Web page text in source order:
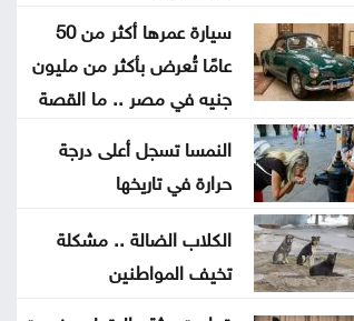
مديراً لدائرة الخدمات العامة
نظرية E-N وفرضية تحمل التكاليف
على حساب المواطنN
500 ألف دينار لدعم مشاريع البنية
التحتية في الوسطية
بشيكطاش يعود من التشيك بفوز
سيارة عمرها أكثر من 50
عامًا تُعرض بأكثر من مليون
جنيه في مصر .. ما القصة
النمسا تسجل أعلى درجة
حرارة في تاريخها
الكلاب الضالة .. مشكلة
تخيف المواطنين